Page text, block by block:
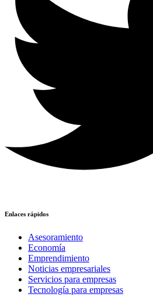
Enlaces rápidos
Asesoramiento
Economía
Emprendimiento
Noticias empresariales
Servicios para empresas
Tecnología para empresas